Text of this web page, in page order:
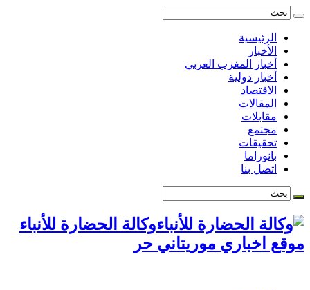
الرئيسية
الأخبار
أخبار المغرب العربي
أخبار دولية
الاقتصاد
المقالات
مقابلات
مجتمع
تحقيقات
بانوراما
اتصل بنا
وكالة الحضارة للأنباء
موقع اخباري موريتاني حر